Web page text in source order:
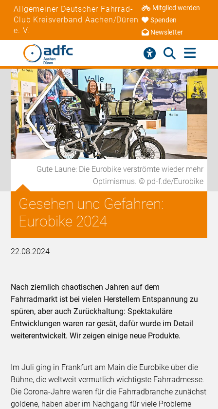
Allgemeiner Deutscher Fahrrad-
Club Kreisverband Aachen/Düren
e. V.
Mitglied werden
Spenden
Newsletter
Gute Laune: Die Eurobike verströmte wieder mehr
Optimismus. © pd-f.de/Eurobike
Gesehen und Gefahren:
Eurobike 2024
22.08.2024
Nach ziemlich chaotischen Jahren auf dem
Fahrradmarkt ist bei vielen Herstellern Entspannung zu
spüren, aber auch Zurückhaltung: Spektakuläre
Entwicklungen waren rar gesät, dafür wurde im Detail
weiterentwickelt. Wir zeigen einige neue Produkte.
Im Juli ging in Frankfurt am Main die Eurobike über die
Bühne, die weltweit vermutlich wichtigste Fahrradmesse.
Die Corona-Jahre waren für die Fahrradbranche zunächst
goldene, haben aber im Nachgang für viele Probleme